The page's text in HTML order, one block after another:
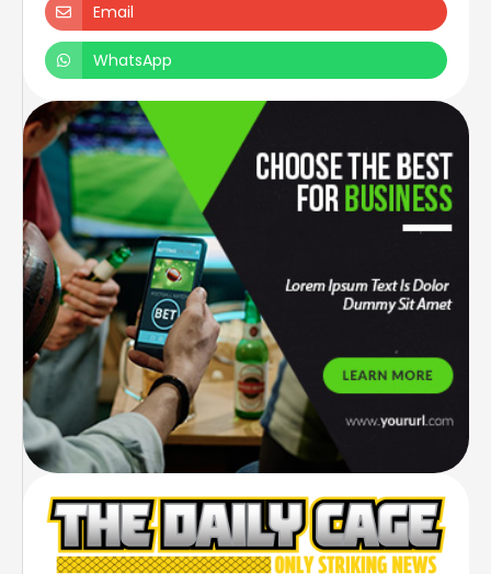
Email
WhatsApp